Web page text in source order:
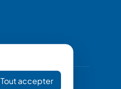
Tout accepter